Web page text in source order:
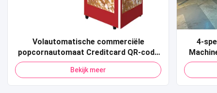
Volautomatische commerciële
popcornautomaat Creditcard QR-code
Betaling Pop Corn-automaat voor
winkelcentrum
Bekijk meer
4-
Sport